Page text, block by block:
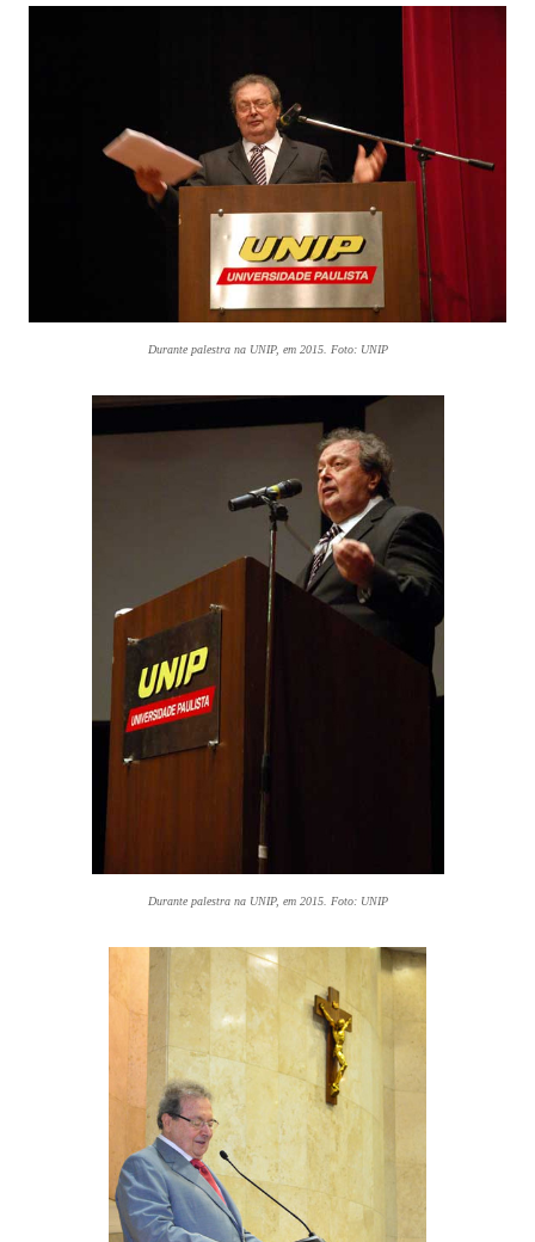
Durante palestra na UNIP, em 2015. Foto: UNIP
Durante palestra na UNIP, em 2015. Foto: UNIP